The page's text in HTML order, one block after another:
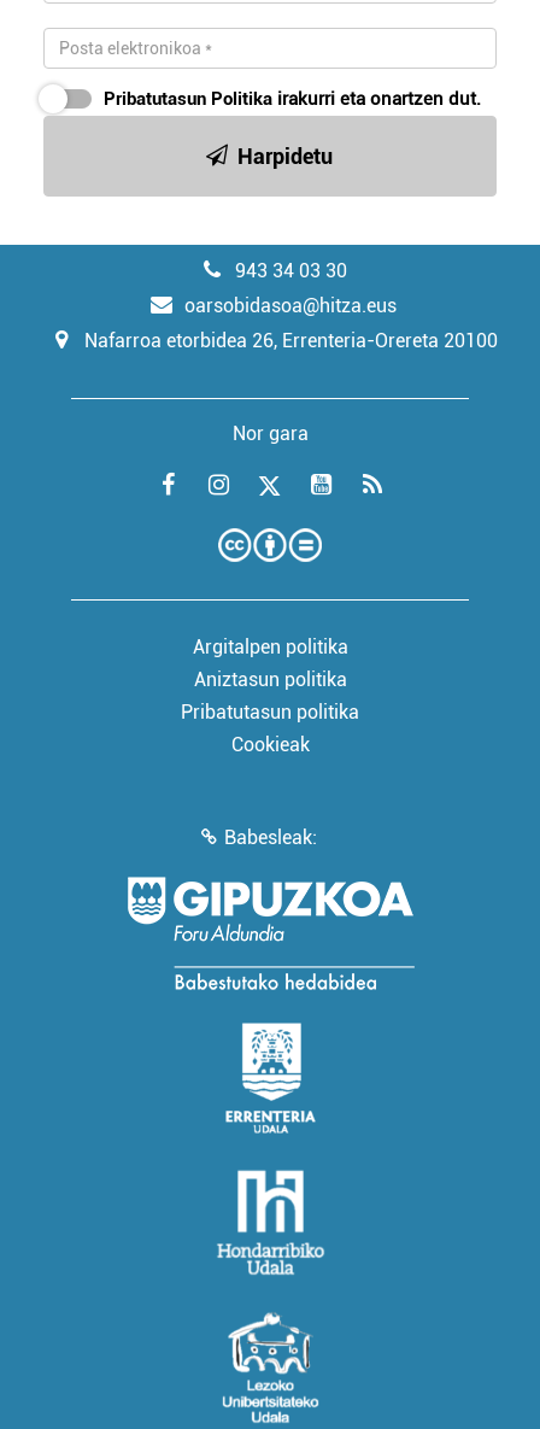
Pribatutasun Politika irakurri eta onartzen dut.
Harpidetu
943 34 03 30
oarsobidasoa@hitza.eus
Nafarroa etorbidea 26, Errenteria-Orereta 20100
Nor gara
Argitalpen politika
Aniztasun politika
Pribatutasun politika
Cookieak
Babesleak: